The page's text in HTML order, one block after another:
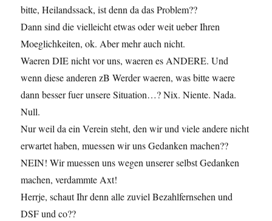
bitte, Heilandssack, ist denn da das Problem??
Dann sind die vielleicht etwas oder weit ueber Ihren
Moeglichkeiten, ok. Aber mehr auch nicht.
Waeren DIE nicht vor uns, waeren es ANDERE. Und
wenn diese anderen zB Werder waeren, was bitte waere
dann besser fuer unsere Situation…? Nix. Niente. Nada.
Null.
Nur weil da ein Verein steht, den wir und viele andere nicht
erwartet haben, muessen wir uns Gedanken machen??
NEIN! Wir muessen uns wegen unserer selbst Gedanken
machen, verdammte Axt!
Herrje, schaut Ihr denn alle zuviel Bezahlfernsehen und
DSF und co??